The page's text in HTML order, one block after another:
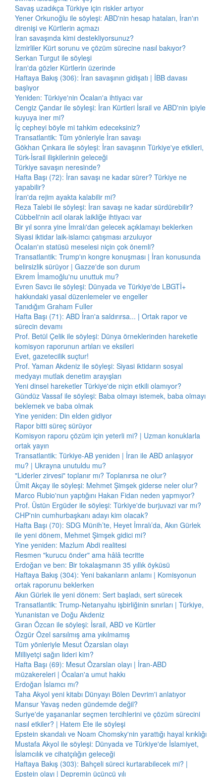
Savaş uzadıkça Türkiye için riskler artıyor
Yener Orkunoğlu ile söyleşi: ABD'nin hesap hataları, İran'ın
direnişi ve Kürtlerin açmazı
İran savaşında kimi destekliyorsunuz?
İzmirliler Kürt sorunu ve çözüm sürecine nasıl bakıyor?
Serkan Turgut ile söyleşi
İran'da gözler Kürtlerin üzerinde
Haftaya Bakış (306): İran savaşının gidişatı | İBB davası
başlıyor
Yeniden: Türkiye'nin Öcalan'a ihtiyacı var
Cengiz Çandar ile söyleşi: İran Kürtleri İsrail ve ABD'nin ipiyle
kuyuya iner mi?
İç cepheyi böyle mi tahkim edeceksiniz?
Transatlantik: Tüm yönleriyle İran savaşı
Gökhan Çınkara ile söyleşi: İran savaşının Türkiye'ye etkileri,
Türk-İsrail ilişkilerinin geleceği
Türkiye savaşın neresinde?
Hafta Başı (72): İran savaşı ne kadar sürer? Türkiye ne
yapabilir?
İran'da rejim ayakta kalabilir mi?
Reza Talebi ile söyleşi: İran savaşı ne kadar sürdürebilir?
Cübbeli'nin acil olarak laikliğe ihtiyacı var
Bir yıl sonra yine İmralı'dan gelecek açıklamayı beklerken
Siyasi iktidar laik-islamcı çatışması arzuluyor
Öcalan'ın statüsü meselesi niçin çok önemli?
Transatlantik: Trump'ın kongre konuşması | İran konusunda
belirsizlik sürüyor | Gazze'de son durum
Ekrem İmamoğlu'nu unuttuk mu?
Evren Savcı ile söyleşi: Dünyada ve Türkiye'de LBGTİ+
hakkındaki yasal düzenlemeler ve engeller
Tanıdığım Graham Fuller
Hafta Başı (71): ABD İran'a saldırırsa... | Ortak rapor ve
sürecin devamı
Prof. Betül Çelik ile söyleşi: Dünya örneklerinden hareketle
komisyon raporunun artıları ve eksileri
Evet, gazetecilik suçtur!
Prof. Yaman Akdeniz ile söyleşi: Siyasi iktidarın sosyal
medyayı mutlak denetim arayışları
Yeni dinsel hareketler Türkiye'de niçin etkili olamıyor?
Gündüz Vassaf ile söyleşi: Baba olmayı istemek, baba olmayı
beklemek ve baba olmak
Yine yeniden: Din elden gidiyor
Rapor bitti süreç sürüyor
Komisyon raporu çözüm için yeterli mi? | Uzman konuklarla
ortak yayın
Transatlantik: Türkiye-AB yeniden | İran ile ABD anlaşıyor
mu? | Ukrayna unutuldu mu?
"Liderler zirvesi" toplanır mı? Toplanırsa ne olur?
Ümit Akçay ile söyleşi: Mehmet Şimşek giderse neler olur?
Marco Rubio'nun yaptığını Hakan Fidan neden yapmıyor?
Prof. Üstün Ergüder ile söyleşi: Türkiye'de burjuvazi var mı?
CHP'nin cumhurbaşkanı adayı kim olacak?
Hafta Başı (70): SDG Münih’te, Heyet İmralı’da, Akın Gürlek
ile yeni dönem, Mehmet Şimşek gidici mi?
Yine yeniden: Mazlum Abdi realitesi
Resmen "kurucu önder" ama hâlâ tecritte
Erdoğan ve ben: Bir tokalaşmanın 35 yıllık öyküsü
Haftaya Bakış (304): Yeni bakanların anlamı | Komisyonun
ortak raporunu beklerken
Akın Gürlek ile yeni dönem: Sert başladı, sert sürecek
Transatlantik: Trump-Netanyahu işbirliğinin sınırları | Türkiye,
Yunanistan ve Doğu Akdeniz
Gıran Özcan ile söyleşi: İsrail, ABD ve Kürtler
Özgür Özel sarsılmış ama yıkılmamış
Tüm yönleriyle Mesut Özarslan olayı
Milliyetçi sağın lideri kim?
Hafta Başı (69): Mesut Özarslan olayı | İran-ABD
müzakereleri | Öcalan'a umut hakkı
Erdoğan İslamcı mı?
Taha Akyol yeni kitabı Dünyayı Bölen Devrim'i anlatıyor
Mansur Yavaş neden gündemde değil?
Suriye'de yaşananlar seçmen tercihlerini ve çözüm sürecini
nasıl etkiler? | Hatem Ete ile söyleşi
Epstein skandalı ve Noam Chomsky'nin yarattığı hayal kırıklığı
Mustafa Akyol ile söyleşi: Dünyada ve Türkiye'de İslamiyet,
İslamcılık ve cihatçılığın geleceği
Haftaya Bakış (303): Bahçeli süreci kurtarabilecek mi? |
Epstein olayı | Depremin üçüncü yılı